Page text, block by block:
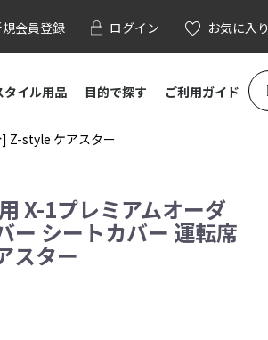
会員登録 ログイン お気に入り
タイル用品 目的で探す ご利用ガイド
Z-style ケアスター
X-1プレミアムオーダ
ー シートカバー 運転席
スター